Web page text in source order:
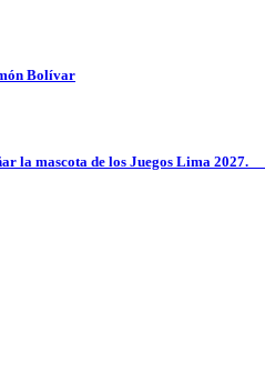
Bolívar
la mascota de los Juegos Lima